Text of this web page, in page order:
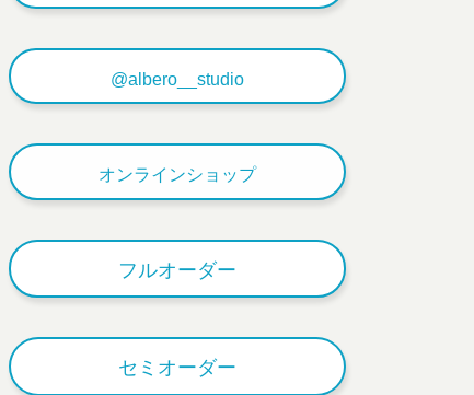
@albero__studio
オンラインショップ
フルオーダー
セミオーダー